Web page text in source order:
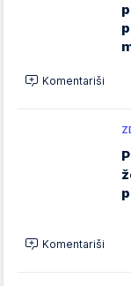
Komentariši
Komentariši